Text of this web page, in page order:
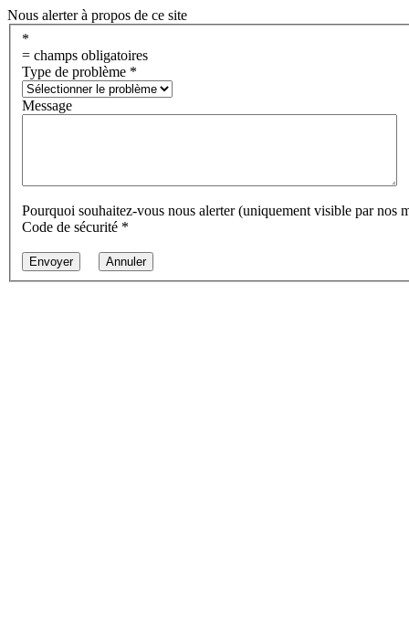
Nous alerter à propos de ce site
*
= champs obligatoires
Type de problème *
Message
Pourquoi souhaitez-vous nous alerter (uniquement visible par nos
Code de sécurité *